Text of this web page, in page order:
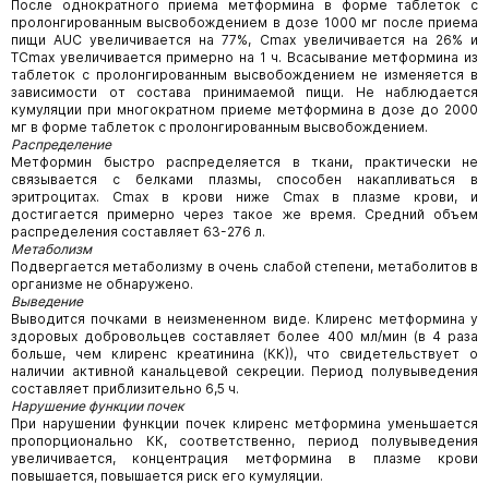
После однократного приема метформина в форме таблеток с
пролонгированным высвобождением в дозе 1000 мг после приема
пищи AUC увеличивается на 77%, Сmах увеличивается на 26% и
ТСmax увеличивается примерно на 1 ч. Всасывание метформина из
таблеток с пролонгированным высвобождением не изменяется в
зависимости от состава принимаемой пищи. Не наблюдается
кумуляции при многократном приеме метформина в дозе до 2000
мг в форме таблеток с пролонгированным высвобождением.
Распределение
Метформин быстро распределяется в ткани, практически не
связывается с белками плазмы, способен накапливаться в
эритроцитах. Сmax в крови ниже Сmax в плазме крови, и
достигается примерно через такое же время. Средний объем
распределения составляет 63-276 л.
Метаболизм
Подвергается метаболизму в очень слабой степени, метаболитов в
организме не обнаружено.
Выведение
Выводится почками в неизмененном виде. Клиренс метформина у
здоровых добровольцев составляет более 400 мл/мин (в 4 раза
больше, чем клиренс креатинина (КК)), что свидетельствует о
наличии активной канальцевой секреции. Период полувыведения
составляет приблизительно 6,5 ч.
Нарушение функции почек
При нарушении функции почек клиренс метформина уменьшается
пропорционально КК, соответственно, период полувыведения
увеличивается, концентрация метформина в плазме крови
повышается, повышается риск его кумуляции.